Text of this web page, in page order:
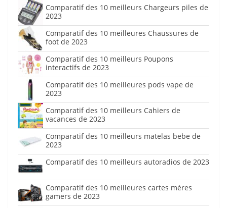
Comparatif des 10 meilleurs Chargeurs piles de
2023
Comparatif des 10 meilleures Chaussures de
foot de 2023
Comparatif des 10 meilleurs Poupons
interactifs de 2023
Comparatif des 10 meilleures pods vape de
2023
Comparatif des 10 meilleurs Cahiers de
vacances de 2023
Comparatif des 10 meilleurs matelas bebe de
2023
Comparatif des 10 meilleurs autoradios de 2023
Comparatif des 10 meilleures cartes mères
gamers de 2023